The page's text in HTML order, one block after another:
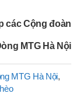
các Cộng đoàn
MTG Hà Nội
MTG Hà Nội,